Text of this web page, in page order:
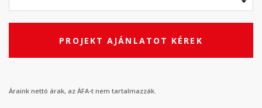
PROJEKT AJÁNLATOT KÉREK
Áraink nettó árak, az ÁFA-t nem tartalmazzák.